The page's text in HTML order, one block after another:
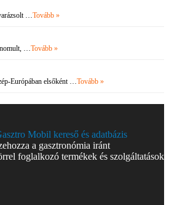
… Tovább »
… Tovább »
Európában elsőként … Tovább »
Mobil kereső és adatbázis
a gasztronómia iránt
foglalkozó termékek és szolgáltatások